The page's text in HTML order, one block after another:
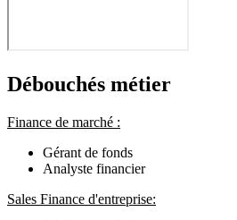
Débouchés métier
Finance de marché :
Gérant de fonds
Analyste financier
Sales Finance d'entreprise: